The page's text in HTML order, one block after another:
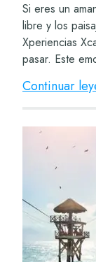
Si eres un
libre y los
Xperiencias
pasar. Este
los cenotes
Continuar